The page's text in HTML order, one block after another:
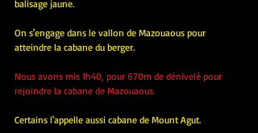
balisage jaune.
On s'engage dans le vallon de Mazouaous pour
atteindre la cabane du berger.
Nous avons mis 1h40, pour 670m de dénivelé pour
rejoindre la cabane de Mazouaous.
Certains l'appelle aussi cabane de Mount Agut.